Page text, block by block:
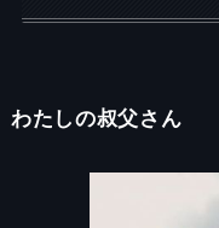
わたしの叔父さん